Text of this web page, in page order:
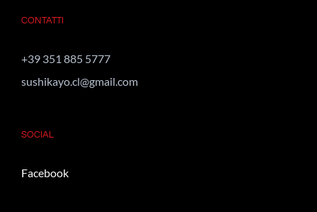
CONTATTI
+39 351 885 5777
sushikayo.cl@gmail.com
SOCIAL
Facebook